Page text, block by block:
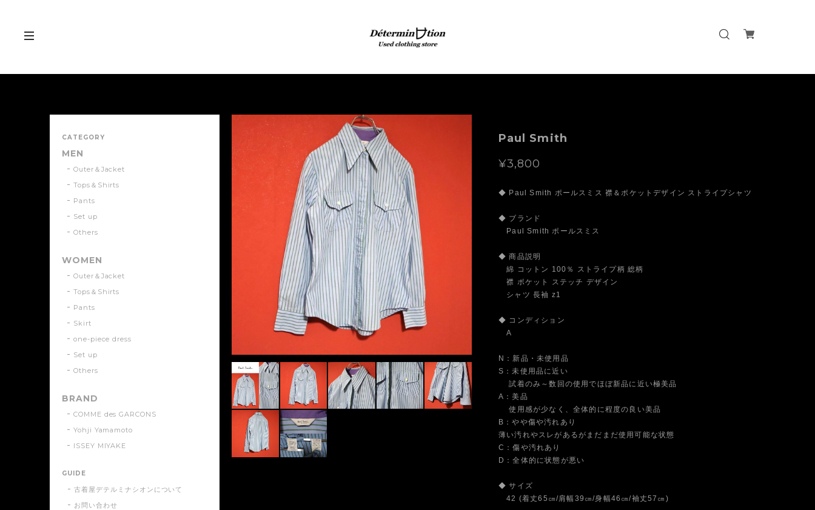
Paul Smith
¥3,800
◆ Paul Smith ポールスミス 襟＆ポケットデザイン ストライプシャツ
◆ ブランド
Paul Smith ポールスミス
◆ 商品説明
綿 コットン 100％ ストライプ柄 総柄
襟 ポケット ステッチ デザイン
シャツ 長袖 z1
◆ コンディション
A
N：新品・未使用品
S：未使用品に近い
試着のみ～数回の使用でほぼ新品に近い極美品
A：美品
使用感が少なく、全体的に程度の良い美品
B：やや傷や汚れあり
薄い汚れやスレがあるがまだまだ使用可能な状態
C：傷や汚れあり
D：全体的に状態が悪い
◆ サイズ
42 (着丈65㎝/肩幅39㎝/身幅46㎝/袖丈57㎝)
CATEGORY
MEN
Outer＆Jacket
Tops＆Shirts
Pants
Set up
Others
WOMEN
Outer＆Jacket
Tops＆Shirts
Pants
Skirt
one-piece dress
Set up
Others
BRAND
COMME des GARCONS
Yohji Yamamoto
ISSEY MIYAKE
GUIDE
古着屋デテルミナシオンについて
お問い合わせ